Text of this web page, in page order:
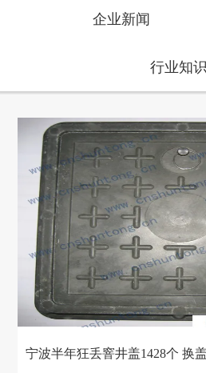
企业新闻
行业知识
宁波半年狂丢窨井盖1428个 换